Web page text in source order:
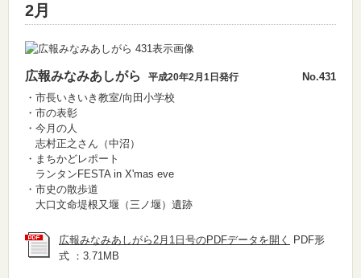
2月
No.431
広報みなみあしがら 平成20年2月1日発行
・市長いきいき教室/向田小学校
・市の表彰
・今月の人
志村正之さん（中沼）
・まちかどレポート
ランタンFESTA in X'mas eve
・市史の散歩道
大口文命堤根又堰（三ノ堰）遺跡
広報みなみあしがら2月1日号のPDFデータを開く
PDF形
式 ：3.71MB